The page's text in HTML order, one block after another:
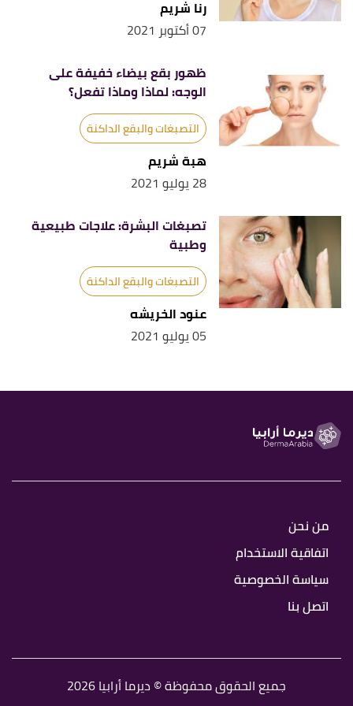
↑
"Melasma"
skinofcolorsociety, Retrieved
↑
"What You Should Know About
Hyperpigmentation",
, Retrieved
17/5/2021. Edited.
رنا شريم
07 أكتوبر 2021
ظهور بقع بيضاء خفيفة على
الوجه: لماذا وماذا تفعل؟
التصبغات والبقع الداكنة
هبة شريم
28 يوليو 2021
تصبغات البشرة: علاجات طبيعية
وطبية
التصبغات والبقع الداكنة
عنود الخريشه
05 يوليو 2021
من نحن
اتفاقية الاستخدام
سياسة الخصوصية
اتصل بنا
جميع الحقوق محفوظة © ديرما أرابيا 2026